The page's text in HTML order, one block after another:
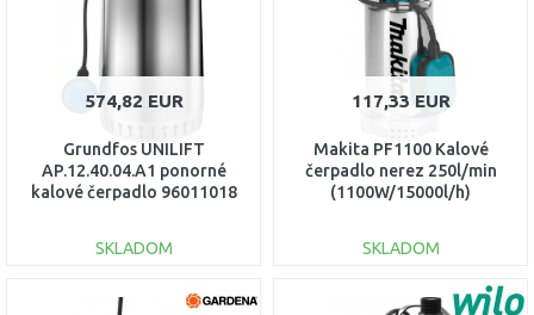
574,82 EUR
Grundfos UNILIFT
AP.12.40.04.A1 ponorné
kalové čerpadlo 96011018
SKLADOM
DO KOŠÍKA
117,33 EUR
Makita PF1100 Kalové
čerpadlo nerez 250l/min
(1100W/15000l/h)
SKLADOM
DO KOŠÍKA